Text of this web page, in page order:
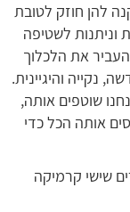
להן חוזק לטובת
וניתנות לשטיפה
את הלכלוך
נקייה והיגיינית.
שוטפים אותה,
אותה הכל כדי
שישי קרמיקה